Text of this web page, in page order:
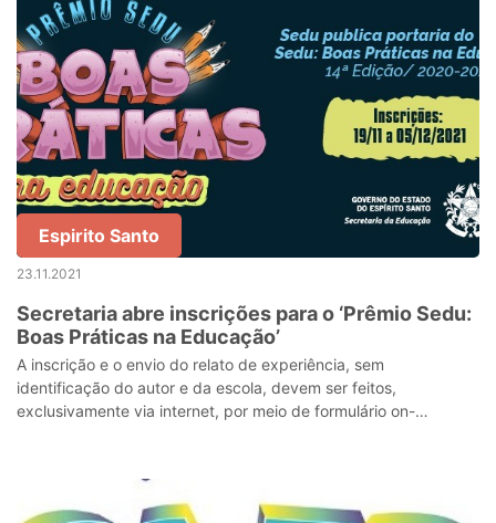
Espirito Santo
23.11.2021
Secretaria abre inscrições para o ‘Prêmio Sedu:
Boas Práticas na Educação’
A inscrição e o envio do relato de experiência, sem
identificação do autor e da escola, devem ser feitos,
exclusivamente via internet, por meio de formulário on-